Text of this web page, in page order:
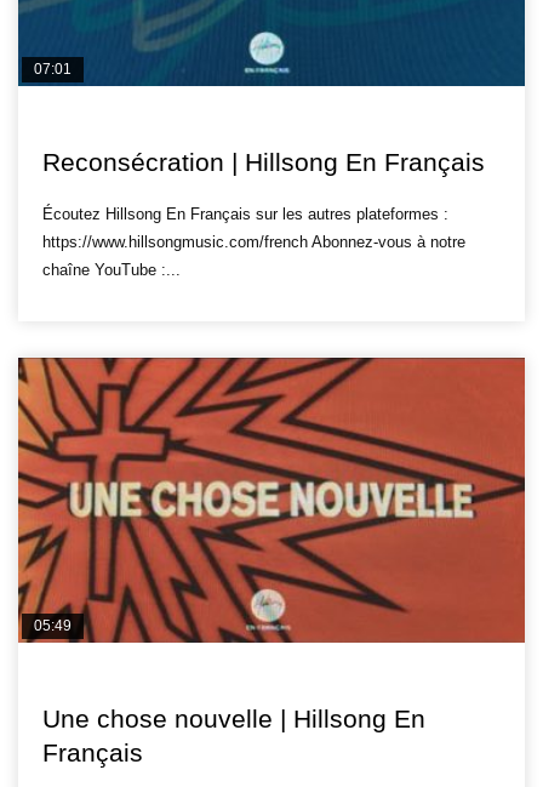
07:01
Reconsécration | Hillsong En Français
Écoutez Hillsong En Français sur les autres plateformes :
https://www.hillsongmusic.com/french Abonnez-vous à notre
chaîne YouTube :...
05:49
Une chose nouvelle | Hillsong En
Français